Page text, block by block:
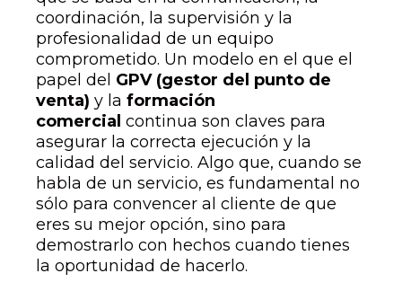
coordinación, la supervisión y la
profesionalidad de un equipo
comprometido. Un modelo en el que el
papel del GPV (gestor del punto de
venta) y laformación
comercial continua son claves para
asegurar la correcta ejecución y la
calidad del servicio. Algo que, cuando se
habla de un servicio, es fundamental no
sólo para convencer al cliente de que
eres su mejor opción, sino para
demostrarlo con hechos cuando tienes
la oportunidad de hacerlo.